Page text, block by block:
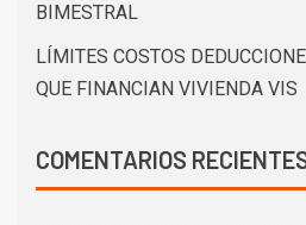
BIMESTRAL
LÍMITES COSTOS
QUE FINANCIAN VIVIENDA VIS
COMENTARIOS